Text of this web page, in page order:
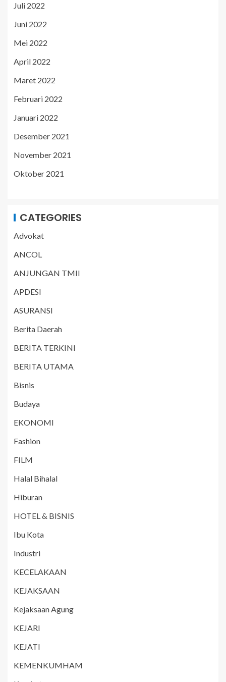
Juli 2022
Juni 2022
Mei 2022
April 2022
Maret 2022
Februari 2022
Januari 2022
Desember 2021
November 2021
Oktober 2021
CATEGORIES
Advokat
ANCOL
ANJUNGAN TMII
APDESI
ASURANSI
Berita Daerah
BERITA TERKINI
BERITA UTAMA
Bisnis
Budaya
EKONOMI
Fashion
FILM
Halal Bihalal
Hiburan
HOTEL & BISNIS
Ibu Kota
Industri
KECELAKAAN
KEJAKSAAN
Kejaksaan Agung
KEJARI
KEJATI
KEMENKUMHAM